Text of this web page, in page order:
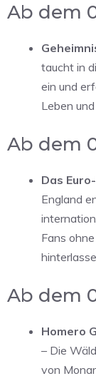
Ab dem
taucht in
ein und
Leben
Ab dem
Das
England
Fans
Ab dem
Homero
– Die
von